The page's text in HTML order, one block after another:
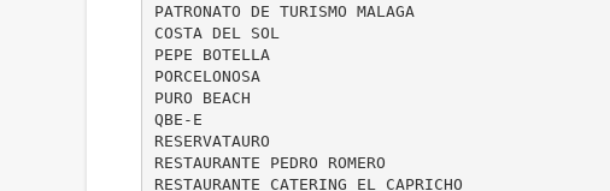
PATRONATO DE TURISMO MALAGA
COSTA DEL SOL
PEPE BOTELLA
PORCELONOSA
PURO BEACH
QBE-E
RESERVATAURO
RESTAURANTE PEDRO ROMERO
RESTAURANTE CATERING EL CAPRICHO